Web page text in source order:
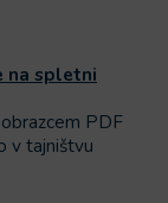
na spletni
PDF
v tajništvu